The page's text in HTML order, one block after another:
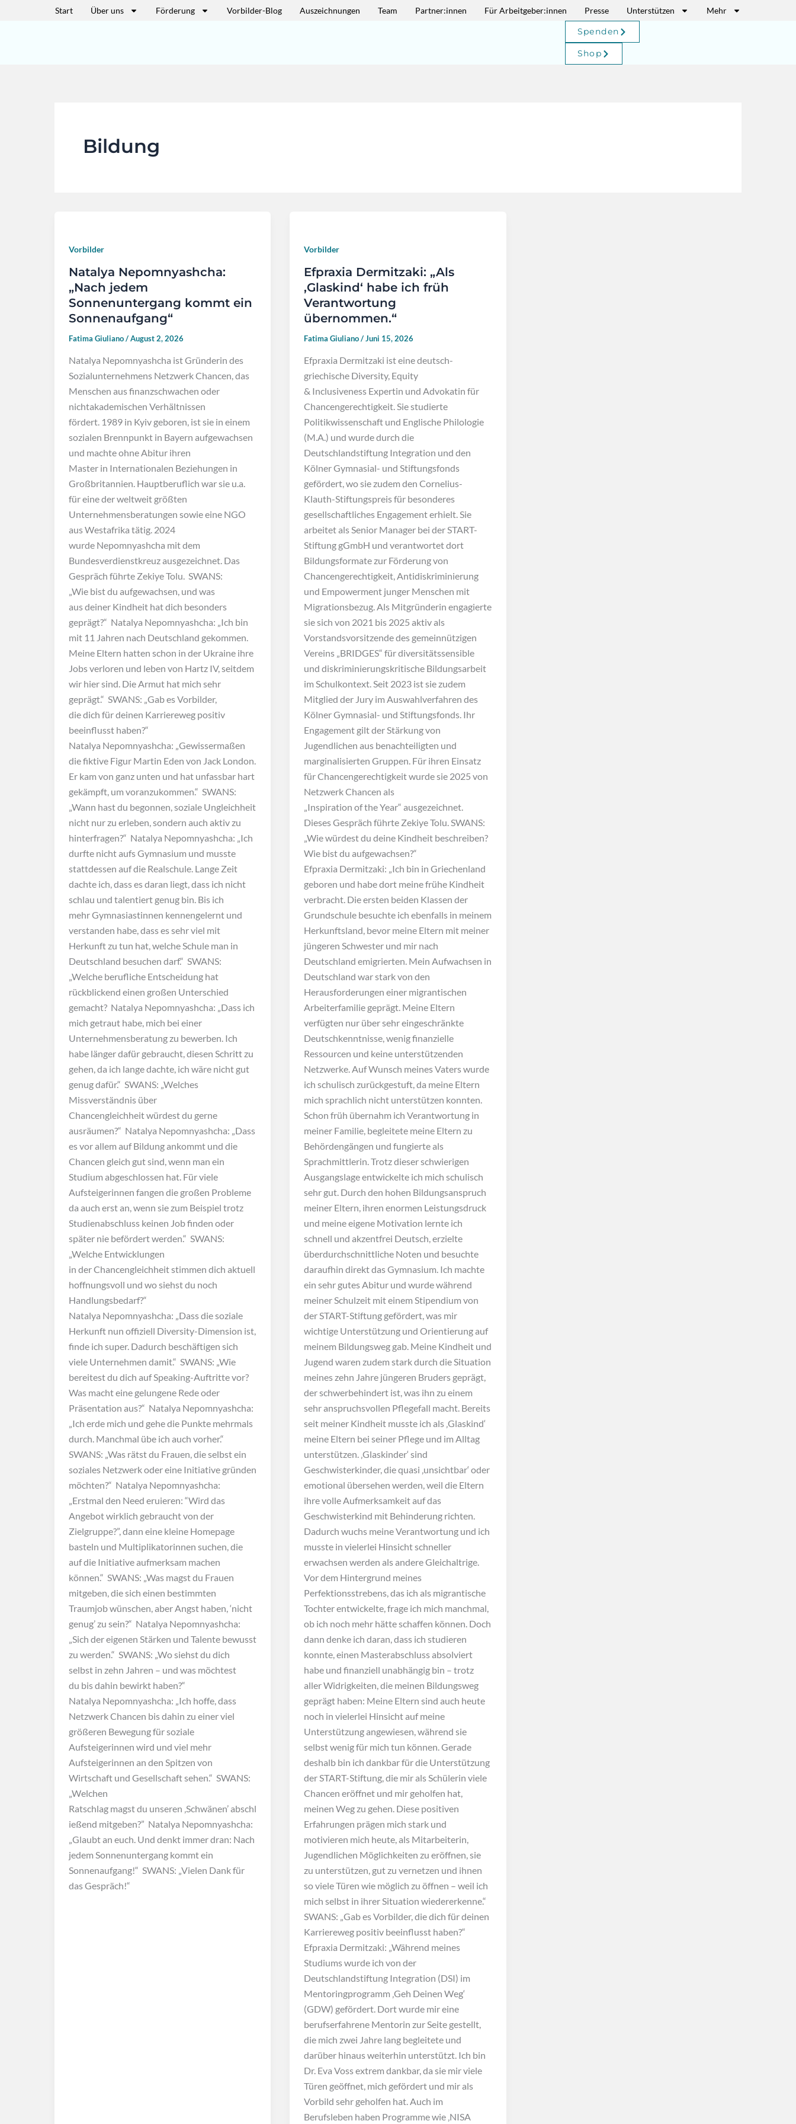
Start Über uns Förderung Vorbilder-Blog Auszeichnungen Team Partner:innen Für Arbeitgeber:innen Presse Unterstützen Mehr
Spenden
Shop
Bildung
Vorbilder
Natalya Nepomnyashcha:
„Nach jedem
Sonnenuntergang kommt ein
Sonnenaufgang“
Fatima Giuliano/August 2, 2026
Natalya Nepomnyashcha ist Gründerin des
Sozialunternehmens Netzwerk Chancen, das
Menschen aus finanzschwachen oder
nichtakademischen Verhältnissen
fördert. 1989 in Kyiv geboren, ist sie in einem
sozialen Brennpunkt in Bayern aufgewachsen
und machte ohne Abitur ihren
Master in Internationalen Beziehungen in
Großbritannien. Hauptberuflich war sie u.a.
für eine der weltweit größten
Unternehmensberatungen sowie eine NGO
aus Westafrika tätig. 2024
wurde Nepomnyashcha mit dem
Bundesverdienstkreuz ausgezeichnet. Das
Gespräch führte Zekiye Tolu. SWANS:
„Wie bist du aufgewachsen, und was
aus deiner Kindheit hat dich besonders
geprägt?“ Natalya Nepomnyashcha: „Ich bin
mit 11 Jahren nach Deutschland gekommen.
Meine Eltern hatten schon in der Ukraine ihre
Jobs verloren und leben von Hartz IV, seitdem
wir hier sind. Die Armut hat mich sehr
geprägt.“ SWANS: „Gab es Vorbilder,
die dich für deinen Karriereweg positiv
beeinflusst haben?“
Natalya Nepomnyashcha: „Gewissermaßen
die fiktive Figur Martin Eden von Jack London.
Er kam von ganz unten und hat unfassbar hart
gekämpft, um voranzukommen.“ SWANS:
„Wann hast du begonnen, soziale Ungleichheit
nicht nur zu erleben, sondern auch aktiv zu
hinterfragen?“ Natalya Nepomnyashcha: „Ich
durfte nicht aufs Gymnasium und musste
stattdessen auf die Realschule. Lange Zeit
dachte ich, dass es daran liegt, dass ich nicht
schlau und talentiert genug bin. Bis ich
mehr Gymnasiastinnen kennengelernt und
verstanden habe, dass es sehr viel mit
Herkunft zu tun hat, welche Schule man in
Deutschland besuchen darf.“ SWANS:
„Welche berufliche Entscheidung hat
rückblickend einen großen Unterschied
gemacht? Natalya Nepomnyashcha: „Dass ich
mich getraut habe, mich bei einer
Unternehmensberatung zu bewerben. Ich
habe länger dafür gebraucht, diesen Schritt zu
gehen, da ich lange dachte, ich wäre nicht gut
genug dafür.“ SWANS: „Welches
Missverständnis über
Chancengleichheit würdest du gerne
ausräumen?“ Natalya Nepomnyashcha: „Dass
es vor allem auf Bildung ankommt und die
Chancen gleich gut sind, wenn man ein
Studium abgeschlossen hat. Für viele
Aufsteigerinnen fangen die großen Probleme
da auch erst an, wenn sie zum Beispiel trotz
Studienabschluss keinen Job finden oder
später nie befördert werden.“ SWANS:
„Welche Entwicklungen
in der Chancengleichheit stimmen dich aktuell
hoffnungsvoll und wo siehst du noch
Handlungsbedarf?“
Natalya Nepomnyashcha: „Dass die soziale
Herkunft nun offiziell Diversity-Dimension ist,
finde ich super. Dadurch beschäftigen sich
viele Unternehmen damit.“ SWANS: „Wie
bereitest du dich auf Speaking-Auftritte vor?
Was macht eine gelungene Rede oder
Präsentation aus?“ Natalya Nepomnyashcha:
„Ich erde mich und gehe die Punkte mehrmals
durch. Manchmal übe ich auch vorher.“
SWANS: „Was rätst du Frauen, die selbst ein
soziales Netzwerk oder eine Initiative gründen
möchten?“ Natalya Nepomnyashcha:
„Erstmal den Need eruieren: “Wird das
Angebot wirklich gebraucht von der
Zielgruppe?”, dann eine kleine Homepage
basteln und Multiplikatorinnen suchen, die
auf die Initiative aufmerksam machen
können.“ SWANS: „Was magst du Frauen
mitgeben, die sich einen bestimmten
Traumjob wünschen, aber Angst haben, ‘nicht
genug’ zu sein?“ Natalya Nepomnyashcha:
„Sich der eigenen Stärken und Talente bewusst
zu werden.“ SWANS: „Wo siehst du dich
selbst in zehn Jahren – und was möchtest
du bis dahin bewirkt haben?“
Natalya Nepomnyashcha: „Ich hoffe, dass
Netzwerk Chancen bis dahin zu einer viel
größeren Bewegung für soziale
Aufsteigerinnen wird und viel mehr
Aufsteigerinnen an den Spitzen von
Wirtschaft und Gesellschaft sehen.“ SWANS:
„Welchen
Ratschlag magst du unseren ‚Schwänen’ abschl
ießend mitgeben?” Natalya Nepomnyashcha:
„Glaubt an euch. Und denkt immer dran: Nach
jedem Sonnenuntergang kommt ein
Sonnenaufgang!“ SWANS: „Vielen Dank für
das Gespräch!“
Vorbilder
Efpraxia Dermitzaki: „Als
‚Glaskind‘ habe ich früh
Verantwortung
übernommen.“
Fatima Giuliano/Juni 15, 2026
Efpraxia Dermitzaki ist eine deutsch-
griechische Diversity, Equity
& Inclusiveness Expertin und Advokatin für
Chancengerechtigkeit. Sie studierte
Politikwissenschaft und Englische Philologie
(M.A.) und wurde durch die
Deutschlandstiftung Integration und den
Kölner Gymnasial- und Stiftungsfonds
gefördert, wo sie zudem den Cornelius-
Klauth-Stiftungspreis für besonderes
gesellschaftliches Engagement erhielt. Sie
arbeitet als Senior Manager bei der START-
Stiftung gGmbH und verantwortet dort
Bildungsformate zur Förderung von
Chancengerechtigkeit, Antidiskriminierung
und Empowerment junger Menschen mit
Migrationsbezug. Als Mitgründerin engagierte
sie sich von 2021 bis 2025 aktiv als
Vorstandsvorsitzende des gemeinnützigen
Vereins „BRIDGES“ für diversitätssensible
und diskriminierungskritische Bildungsarbeit
im Schulkontext. Seit 2023 ist sie zudem
Mitglied der Jury im Auswahlverfahren des
Kölner Gymnasial- und Stiftungsfonds. Ihr
Engagement gilt der Stärkung von
Jugendlichen aus benachteiligten und
marginalisierten Gruppen. Für ihren Einsatz
für Chancengerechtigkeit wurde sie 2025 von
Netzwerk Chancen als
„Inspiration of the Year“ ausgezeichnet.
Dieses Gespräch führte Zekiye Tolu. SWANS:
„Wie würdest du deine Kindheit beschreiben?
Wie bist du aufgewachsen?“
Efpraxia Dermitzaki: „Ich bin in Griechenland
geboren und habe dort meine frühe Kindheit
verbracht. Die ersten beiden Klassen der
Grundschule besuchte ich ebenfalls in meinem
Herkunftsland, bevor meine Eltern mit meiner
jüngeren Schwester und mir nach
Deutschland emigrierten. Mein Aufwachsen in
Deutschland war stark von den
Herausforderungen einer migrantischen
Arbeiterfamilie geprägt. Meine Eltern
verfügten nur über sehr eingeschränkte
Deutschkenntnisse, wenig finanzielle
Ressourcen und keine unterstützenden
Netzwerke. Auf Wunsch meines Vaters wurde
ich schulisch zurückgestuft, da meine Eltern
mich sprachlich nicht unterstützen konnten.
Schon früh übernahm ich Verantwortung in
meiner Familie, begleitete meine Eltern zu
Behördengängen und fungierte als
Sprachmittlerin. Trotz dieser schwierigen
Ausgangslage entwickelte ich mich schulisch
sehr gut. Durch den hohen Bildungsanspruch
meiner Eltern, ihren enormen Leistungsdruck
und meine eigene Motivation lernte ich
schnell und akzentfrei Deutsch, erzielte
überdurchschnittliche Noten und besuchte
daraufhin direkt das Gymnasium. Ich machte
ein sehr gutes Abitur und wurde während
meiner Schulzeit mit einem Stipendium von
der START-Stiftung gefördert, was mir
wichtige Unterstützung und Orientierung auf
meinem Bildungsweg gab. Meine Kindheit und
Jugend waren zudem stark durch die Situation
meines zehn Jahre jüngeren Bruders geprägt,
der schwerbehindert ist, was ihn zu einem
sehr anspruchsvollen Pflegefall macht. Bereits
seit meiner Kindheit musste ich als ‚Glaskind‘
meine Eltern bei seiner Pflege und im Alltag
unterstützen. ‚Glaskinder‘ sind
Geschwisterkinder, die quasi ‚unsichtbar‘ oder
emotional übersehen werden, weil die Eltern
ihre volle Aufmerksamkeit auf das
Geschwisterkind mit Behinderung richten.
Dadurch wuchs meine Verantwortung und ich
musste in vielerlei Hinsicht schneller
erwachsen werden als andere Gleichaltrige.
Vor dem Hintergrund meines
Perfektionsstrebens, das ich als migrantische
Tochter entwickelte, frage ich mich manchmal,
ob ich noch mehr hätte schaffen können. Doch
dann denke ich daran, dass ich studieren
konnte, einen Masterabschluss absolviert
habe und finanziell unabhängig bin – trotz
aller Widrigkeiten, die meinen Bildungsweg
geprägt haben: Meine Eltern sind auch heute
noch in vielerlei Hinsicht auf meine
Unterstützung angewiesen, während sie
selbst wenig für mich tun können. Gerade
deshalb bin ich dankbar für die Unterstützung
der START-Stiftung, die mir als Schülerin viele
Chancen eröffnet und mir geholfen hat,
meinen Weg zu gehen. Diese positiven
Erfahrungen prägen mich stark und
motivieren mich heute, als Mitarbeiterin,
Jugendlichen Möglichkeiten zu eröffnen, sie
zu unterstützen, gut zu vernetzen und ihnen
so viele Türen wie möglich zu öffnen – weil ich
mich selbst in ihrer Situation wiedererkenne.“
SWANS: „Gab es Vorbilder, die dich für deinen
Karriereweg positiv beeinflusst haben?“
Efpraxia Dermitzaki: „Während meines
Studiums wurde ich von der
Deutschlandstiftung Integration (DSI) im
Mentoringprogramm ‚Geh Deinen Weg‘
(GDW) gefördert. Dort wurde mir eine
berufserfahrene Mentorin zur Seite gestellt,
die mich zwei Jahre lang begleitete und
darüber hinaus weiterhin unterstützt. Ich bin
Dr. Eva Voss extrem dankbar, da sie mir viele
Türen geöffnet, mich gefördert und mir als
Vorbild sehr geholfen hat. Auch im
Berufsleben haben Programme wie ‚NISA